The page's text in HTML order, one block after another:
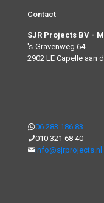
Contact
SJR Projects BV -
's-Gravenweg 64
2902 LE Capelle aan
06 283 186 83
010 321 68 40
info@sjrprojects.nl